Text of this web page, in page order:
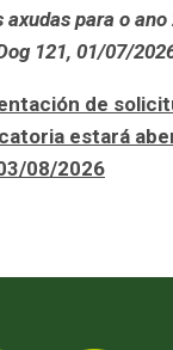
para o
121, 01/07/
de
estará
08/2026